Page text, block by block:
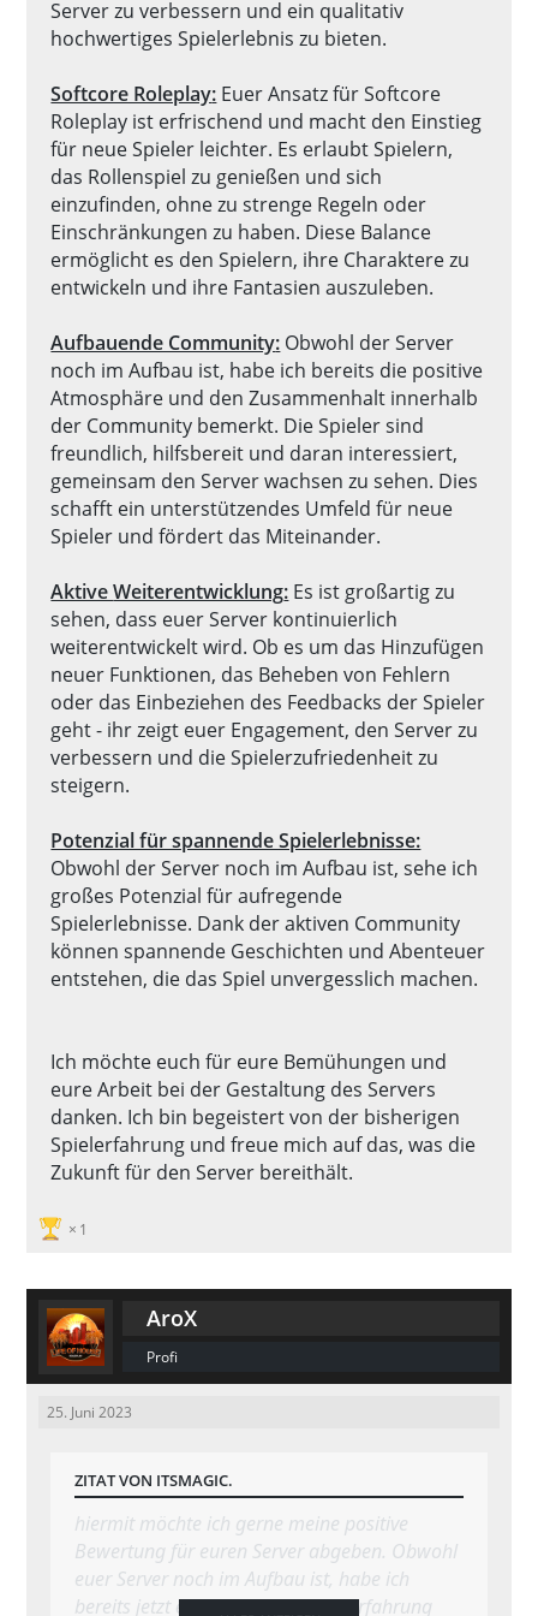
Server zu verbessern und ein qualitativ
hochwertiges Spielerlebnis zu bieten.
Softcore Roleplay: Euer Ansatz für Softcore
Roleplay ist erfrischend und macht den Einstieg
für neue Spieler leichter. Es erlaubt Spielern,
das Rollenspiel zu genießen und sich
einzufinden, ohne zu strenge Regeln oder
Einschränkungen zu haben. Diese Balance
ermöglicht es den Spielern, ihre Charaktere zu
entwickeln und ihre Fantasien auszuleben.
Aufbauende Community: Obwohl der Server
noch im Aufbau ist, habe ich bereits die positive
Atmosphäre und den Zusammenhalt innerhalb
der Community bemerkt. Die Spieler sind
freundlich, hilfsbereit und daran interessiert,
gemeinsam den Server wachsen zu sehen. Dies
schafft ein unterstützendes Umfeld für neue
Spieler und fördert das Miteinander.
AktiveWeiterentwicklung: Es ist großartig zu
sehen, dass euer Server kontinuierlich
weiterentwickelt wird. Ob es um das Hinzufügen
neuer Funktionen, das Beheben von Fehlern
oder das Einbeziehen des Feedbacks der Spieler
geht - ihr zeigt euer Engagement, den Server zu
verbessern und die Spielerzufriedenheit zu
steigern.
Potenzial für spannende Spielerlebnisse:
Obwohl der Server noch im Aufbau ist, sehe ich
großes Potenzial für aufregende
Spielerlebnisse. Dank der aktiven Community
können spannende Geschichten und Abenteuer
entstehen, die das Spiel unvergesslich machen.
Ich möchte euch für eure Bemühungen und
eure Arbeit bei der Gestaltung des Servers
danken. Ich bin begeistert von der bisherigen
Spielerfahrung und freue mich auf das, was die
Zukunft für den Server bereithält.
1
AroX
Profi
25. Juni 2023
ZITAT VON ITSMAGIC.
hiermit möchte ich gerne meine positive
Bewertung für euren Server abgeben. Obwohl
euer Server noch im Aufbau ist, habe ich
bereits jetzt eine großartige Spielerfahrung